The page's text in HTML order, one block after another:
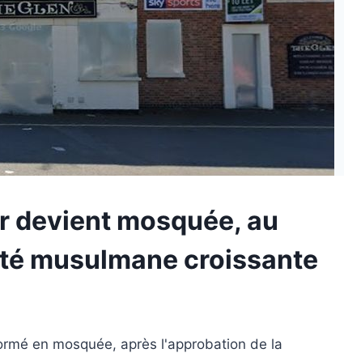
devient mosquée, au
musulmane croissante
en mosquée, après l'approbation de la